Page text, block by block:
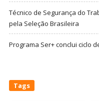
Técnico de Segurança do
pela Seleção Brasileira
Programa Ser+ conclui ciclo
Tags